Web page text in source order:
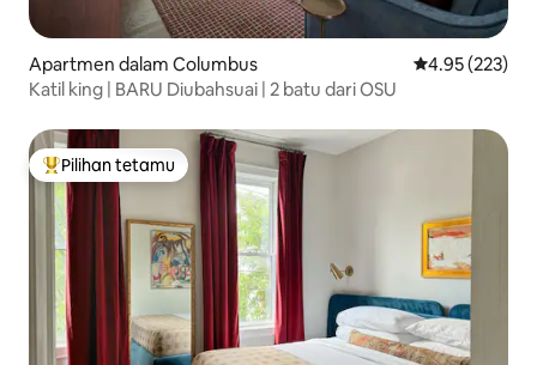
Apartmen dalam Columbus Penarafan
4.95 (223)
Katil king | BARU Diubahsuai | 2 batu dari OSU
Pilihan utama tetamu
Pilihan tetamu